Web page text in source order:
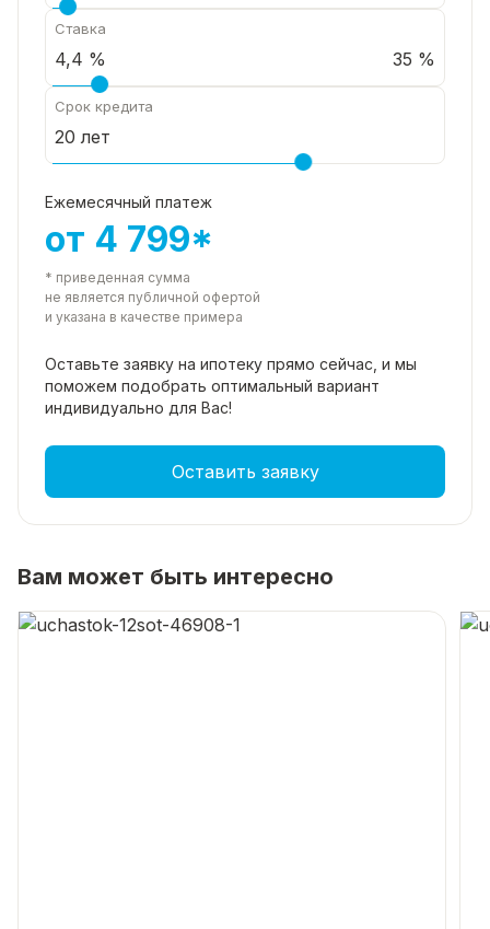
Ставка
35 %
Срок кредита
Ежемесячный платеж
от 4 799*
* приведенная сумма
не является публичной офертой
и указана в качестве примера
Оставьте заявку на ипотеку прямо сейчас, и мы
поможем подобрать оптимальный вариант
индивидуально для Вас!
Оставить заявку
Вам может быть интересно